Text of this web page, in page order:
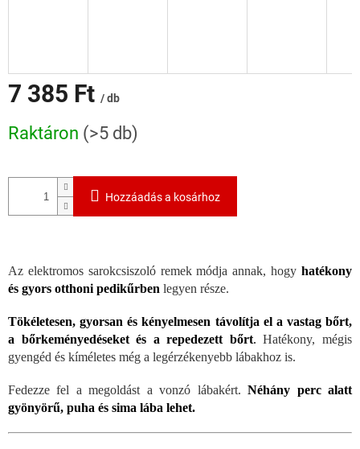
7 385 Ft / db
Raktáron (>5 db)
Hozzáadás a kosárhoz
Az elektromos sarokcsiszoló remek módja annak, hogy hatékony
és gyors otthoni pedikűrben legyen része.
Tökéletesen, gyorsan és kényelmesen távolítja el a vastag bőrt,
a bőrkeményedéseket és a repedezett bőrt. Hatékony, mégis
gyengéd és kíméletes még a legérzékenyebb lábakhoz is.
Fedezze fel a megoldást a vonzó lábakért.Néhány perc alatt
gyönyörű, puha és sima lába lehet.